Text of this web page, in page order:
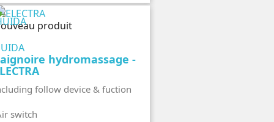
produit
hydromassage -
follow device & fuction
switch